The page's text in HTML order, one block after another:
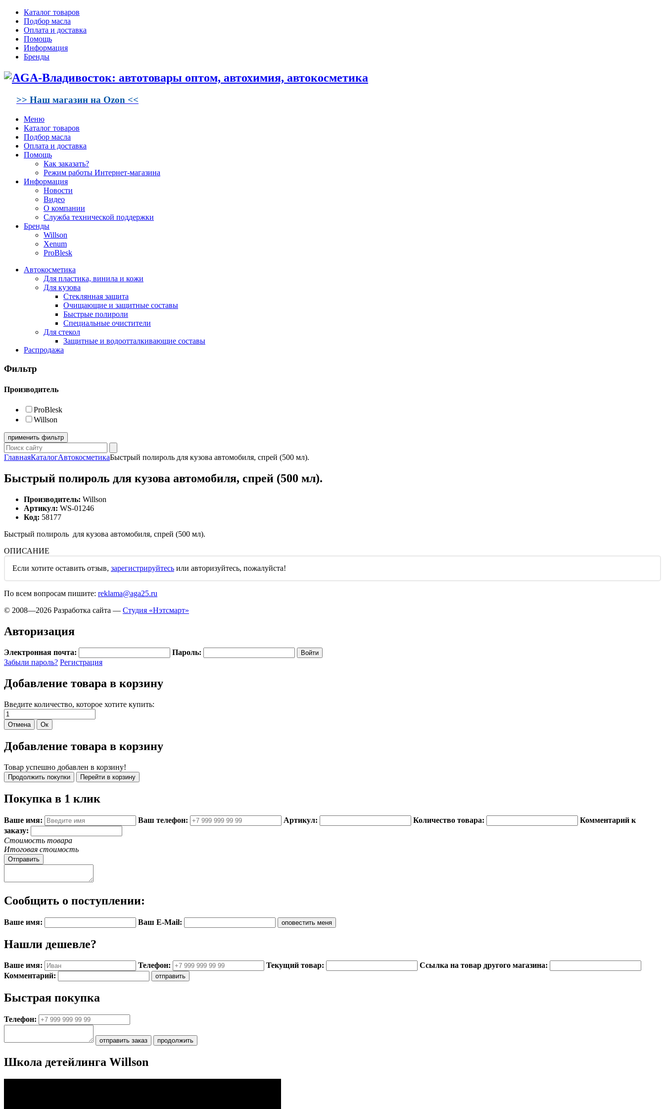
Каталог товаров
Подбор масла
Оплата и доставка
Помощь
Информация
Бренды
>> Наш магазин на Ozon <<
Меню
Каталог товаров
Подбор масла
Оплата и доставка
Помощь
Как заказать?
Режим работы Интернет-магазина
Информация
Новости
Видео
О компании
Служба технической поддержки
Бренды
Willson
Xenum
ProBlesk
Автокосметика
Для пластика, винила и кожи
Для кузова
Стеклянная защита
Очищающие и защитные составы
Быстрые полироли
Специальные очистители
Для стекол
Защитные и водоотталкивающие составы
Распродажа
Фильтр
Производитель
ProBlesk
Willson
применить фильтр
ГлавнаяКаталогАвтокосметикаБыстрый полироль для кузова автомобиля, спрей (500 мл).
Быстрый полироль для кузова автомобиля, спрей (500 мл).
Производитель: Willson
Артикул: WS-01246
Код: 58177
Быстрый полироль для кузова автомобиля, спрей (500 мл).
ОПИСАНИЕ
Если хотите оставить отзыв, зарегистрируйтесь или авторизуйтесь, пожалуйста!
По всем вопросам пишите: reklama@aga25.ru
© 2008—2026 Разработка сайта — Студия «Нэтсмарт»
Авторизация
Электронная почта:
Пароль:
Забыли пароль? Регистрация
Добавление товара в корзину
Введите количество, которое хотите купить:
Добавление товара в корзину
Товар успешно добавлен в корзину!
Покупка в 1 клик
Ваше имя: Ваш телефон: Артикул: Количество товара:
Комментарий к
заказу:
Стоимость товара
Итоговая стоимость
Отправить
Сообщить о поступлении:
Ваше имя: Ваш E-Mail:
Нашли дешевле?
Ваше имя: Телефон: Текущий товар:
Ссылка на товар другого магазина:
Комментарий:
Быстрая покупка
Телефон:
Школа детейлинга Willson